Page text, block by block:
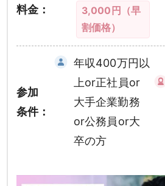
料金：
3,000円（早
割価格）
参加
条件：
年収400万円以
上or正社員or
大手企業勤務
or公務員or大
卒の方